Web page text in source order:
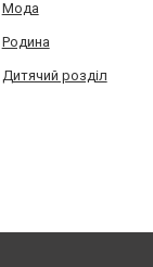
Мода
Родина
Дитячий розділ